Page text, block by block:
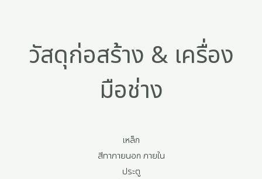
วัสดุก่อสร้าง & เครื่อง
มือช่าง
เหล็ก
สีทาภายนอก ภายใน
ประตู